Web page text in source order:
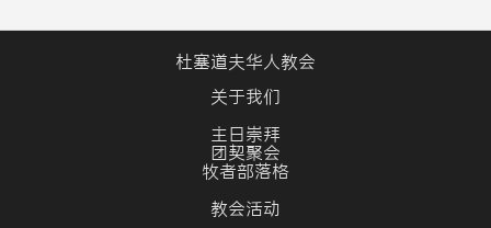
杜塞道夫华人教会
关于我们
主日崇拜
团契聚会
牧者部落格
教会活动